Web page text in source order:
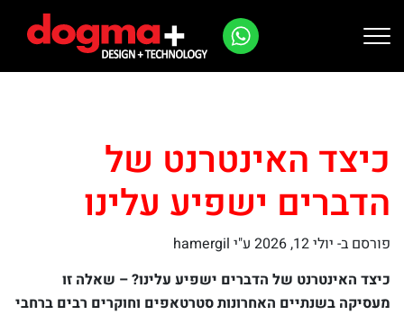
כיצד האינטרנט של
הדברים ישפיע עלינו
פורסם ב- יולי 12, 2026
ע"י hamergil
כיצד האינטרנט של הדברים ישפיע עלינו? – שאלה זו
מעסיקה בשנתיים האחרונות סטרטאפים וחוקרים רבים ברחבי